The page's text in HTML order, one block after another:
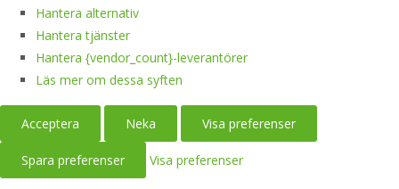
Hantera alternativ
Hantera tjänster
Hantera {vendor_count}-leverantörer
Läs mer om dessa syften
Acceptera Neka Visa preferenser
Spara preferenser Visa preferenser